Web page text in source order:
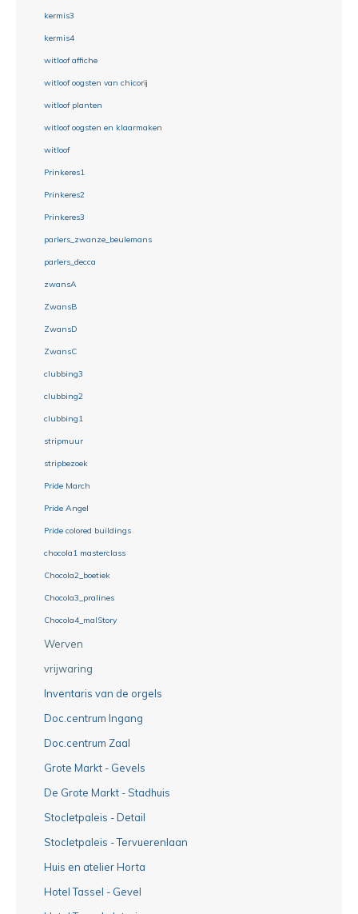
kermis3
kermis4
witloof affiche
witloof oogsten van chicorij
witloof planten
witloof oogsten en klaarmaken
witloof
Prinkeres1
Prinkeres2
Prinkeres3
parlers_zwanze_beulemans
parlers_decca
zwansA
ZwansB
ZwansD
ZwansC
clubbing3
clubbing2
clubbing1
stripmuur
stripbezoek
Pride March
Pride Angel
Pride colored buildings
chocola1 masterclass
Chocola2_boetiek
Chocola3_pralines
Chocola4_malStory
Werven
vrijwaring
Inventaris van de orgels
Doc.centrum Ingang
Doc.centrum Zaal
Grote Markt - Gevels
De Grote Markt - Stadhuis
Stocletpaleis - Detail
Stocletpaleis - Tervuerenlaan
Huis en atelier Horta
Hotel Tassel - Gevel